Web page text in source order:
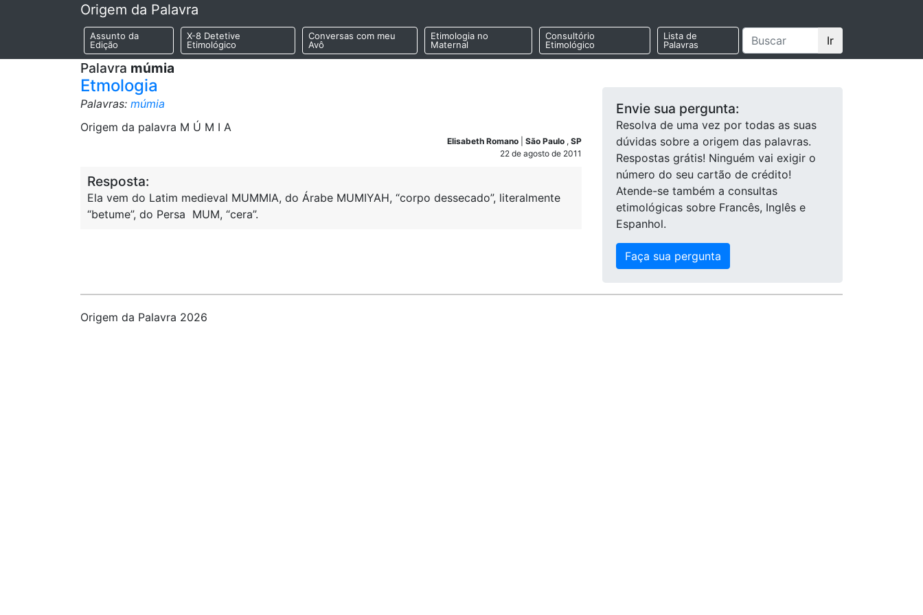
Origem da Palavra
Assunto da
Edição
X-8 Detetive
Etimológico
Conversas com meu
Avô
Etimologia no
Maternal
Consultório
Etimológico
Lista de
Palavras
Ir
Palavra múmia
Etmologia
Palavras: múmia
Origem da palavra M Ú M I A
Elisabeth Romano São Paulo , SP
22 de agosto de 2011
Resposta:
Ela vem do Latim medieval MUMMIA, do Árabe MUMIYAH, “corpo dessecado”, literalmente
“betume”, do Persa MUM, “cera”.
Envie sua pergunta:
Resolva de uma vez por todas as suas
dúvidas sobre a origem das palavras.
Respostas grátis! Ninguém vai exigir o
número do seu cartão de crédito!
Atende-se também a consultas
etimológicas sobre Francês, Inglês e
Espanhol.
Faça sua pergunta
Origem da Palavra 2026